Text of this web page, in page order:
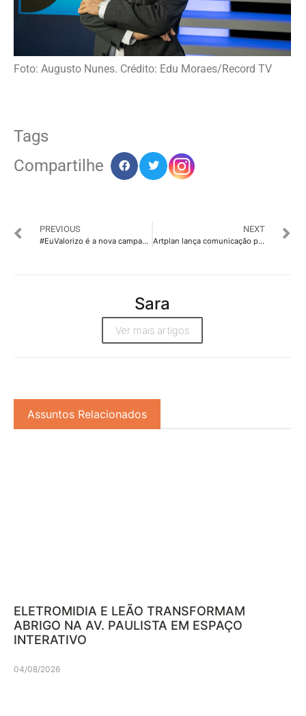
Foto: Augusto Nunes. Crédito: Edu Moraes/Record TV
Tags
Compartilhe
PREVIOUS
#EuValorizo é a nova campanha da agência Calia para a CNC
NEXT
Artplan lança comunicação para a nova plataforma de games e eSports do UOL
Sara
Ver mais artigos
Assuntos Relacionados
ELETROMIDIA E LEÃO TRANSFORMAM
ABRIGO NA AV. PAULISTA EM ESPAÇO
INTERATIVO
04/08/2026